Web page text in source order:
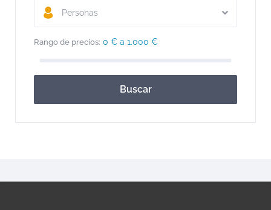
Personas
Rango de precios: 0 € a 1.000 €
Buscar